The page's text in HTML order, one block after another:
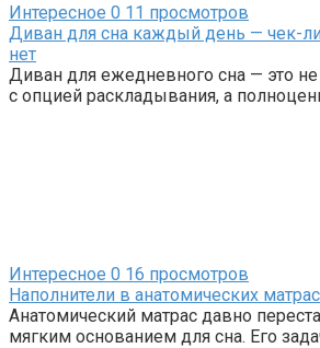
Интересное 0 11 просмотров
Диван для сна каждый день — чек-
нет
Диван для ежедневного сна — это
с опцией раскладывания, а
Интересное 0 16 просмотров
Наполнители в анатомических
Анатомический матрас давно
мягким основанием для сна. Его